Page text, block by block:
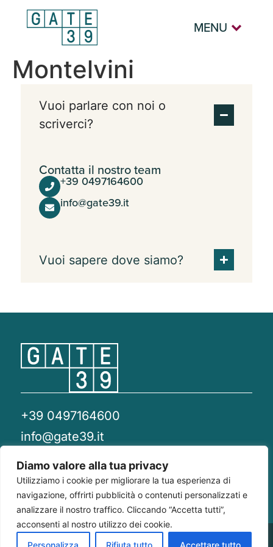
Diamo valore alla tua privacy
Utilizziamo i cookie per migliorare la tua esperienza di
navigazione, offrirti pubblicità o contenuti personalizzati e
analizzare il nostro traffico. Cliccando “Accetta tutti”,
acconsenti al nostro utilizzo dei cookie.
Personalizza
Rifiuta tutto Accettare tutto
MENU
Montelvini
Vuoi parlare con noi o
scriverci?
Contatta il nostro team
+39 0497164600
info@gate39.it
Vuoi sapere dove siamo?
+39 0497164600
info@gate39.it
gate39@pec.it
Privacy Policy Whistleblowing Compliance 231
Gate 39 Largo Francesco Richini, 2/A 20122 P.Iva/CF